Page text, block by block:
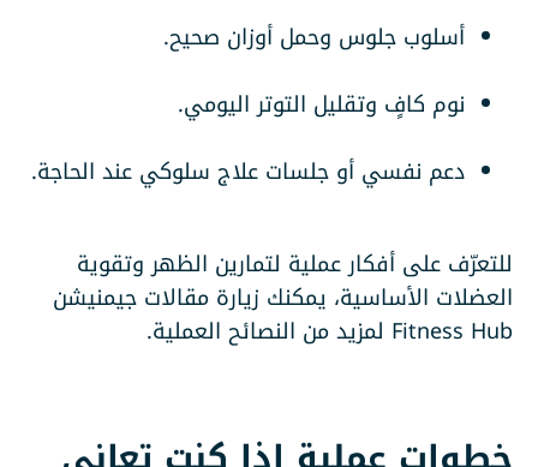
أسلوب جلوس وحمل أوزان صحيح.
نوم كافٍ وتقليل التوتر اليومي.
دعم نفسي أو جلسات علاج سلوكي عند الحاجة.
للتعرّف على أفكار عملية لتمارين الظهر وتقوية
العضلات الأساسية، يمكنك زيارة مقالات جيمنيشن
Fitness Hub لمزيد من النصائح العملية.